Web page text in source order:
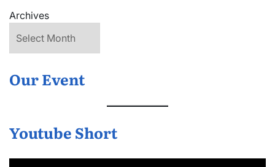
Archives
Our Event
Youtube Short